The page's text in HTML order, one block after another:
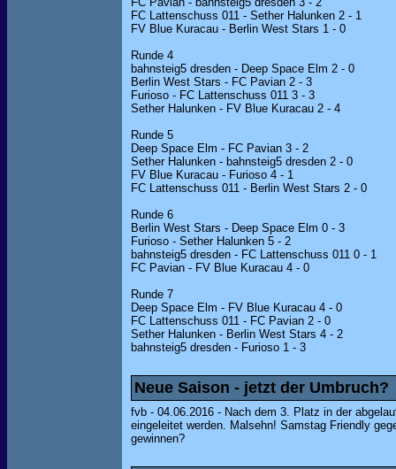
FC Lattenschuss 011 - Sether Halunken 2 - 1
FV Blue Kuracau - Berlin West Stars 1 - 0
Runde 4
bahnsteig5 dresden - Deep Space Elm 2 - 0
Berlin West Stars - FC Pavian 2 - 3
Furioso - FC Lattenschuss 011 3 - 3
Sether Halunken - FV Blue Kuracau 2 - 4
Runde 5
Deep Space Elm - FC Pavian 3 - 2
Sether Halunken - bahnsteig5 dresden 2 - 0
FV Blue Kuracau - Furioso 4 - 1
FC Lattenschuss 011 - Berlin West Stars 2 - 0
Runde 6
Berlin West Stars - Deep Space Elm 0 - 3
Furioso - Sether Halunken 5 - 2
bahnsteig5 dresden - FC Lattenschuss 011 0 - 1
FC Pavian - FV Blue Kuracau 4 - 0
Runde 7
Deep Space Elm - FV Blue Kuracau 4 - 0
FC Lattenschuss 011 - FC Pavian 2 - 0
Sether Halunken - Berlin West Stars 4 - 2
bahnsteig5 dresden - Furioso 1 - 3
Neue Saison - jetzt der Umbruch?
fvb - 04.06.2016 - Nach dem 3. Platz in der
eingeleitet werden. Malsehn! Samstag Friendly
gewinnen?